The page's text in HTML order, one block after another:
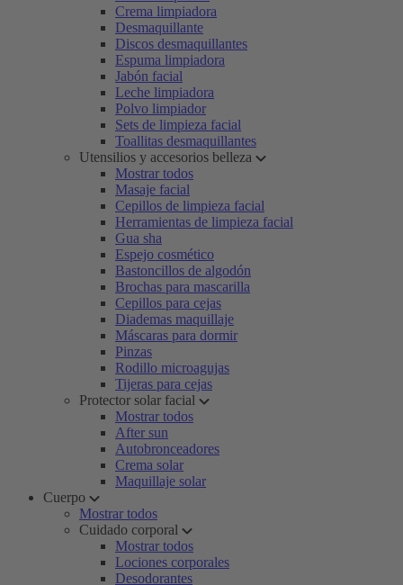
Crema limpiadora
Desmaquillante
Discos desmaquillantes
Espuma limpiadora
Jabón facial
Leche limpiadora
Polvo limpiador
Sets de limpieza facial
Toallitas desmaquillantes
Utensilios y accesorios belleza
Mostrar todos
Masaje facial
Cepillos de limpieza facial
Herramientas de limpieza facial
Gua sha
Espejo cosmético
Bastoncillos de algodón
Brochas para mascarilla
Cepillos para cejas
Diademas maquillaje
Máscaras para dormir
Pinzas
Rodillo microagujas
Tijeras para cejas
Protector solar facial
Mostrar todos
After sun
Autobronceadores
Crema solar
Maquillaje solar
Cuerpo
Mostrar todos
Cuidado corporal
Mostrar todos
Lociones corporales
Desodorantes